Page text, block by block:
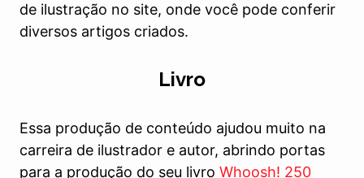
de ilustração no site, onde você pode conferir
diversos artigos criados.
Livro
Essa produção de conteúdo ajudou muito na
carreira de ilustrador e autor, abrindo portas
para a produção do seu livro Whoosh! 250